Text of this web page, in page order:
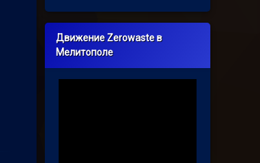
Движение Zerowaste в
Мелитополе